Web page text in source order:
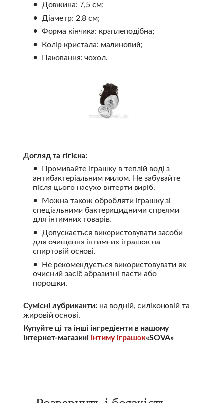
Довжина: 7,5 см;
Діаметр: 2,8 см;
Форма кінчика: краплеподібна;
Колір кристала: малиновий;
Паковання: чохол.
Догляд та гігієна:
Промивайте іграшку в теплій воді з
антибактеріальним милом. Не забувайте
після цього насухо витерти виріб.
Можна також обробляти іграшку зі
спеціальними бактерицидними спреями
для інтимних товарів.
Допускається використовувати засоби
для очищення інтимних іграшок на
спиртовій основі.
Не рекомендується використовувати як
очисний засіб абразивні пасти або
порошки.
Сумісні лубриканти:на водній, силіконовій та
жировій основі.
Купуйте ці та інші інгредієнти в нашому
інтернет-магазині інтиму іграшок«SOVA»